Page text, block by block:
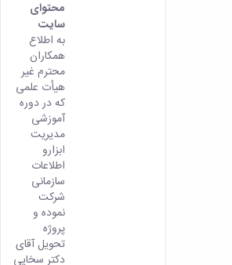
محتوای
سایت
به اطلاع
همکاران
محترم غیر
هیأت علمی
که در دوره
آموزشی
مدیریت
ابزارو
اطلاعات
سازمانی
شرکت
نموده و
پروژه
تحویل آقای
دکتر سخایی